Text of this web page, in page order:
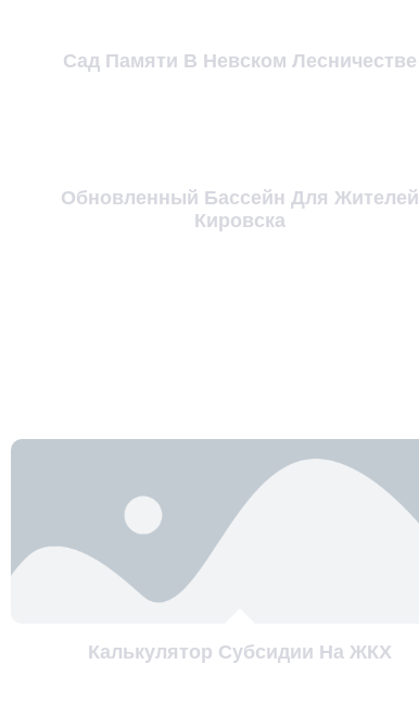
Сад Памяти В Невском Лесничестве
Обновленный Бассейн Для Жителей
Кировска
Калькулятор Субсидии На ЖКХ